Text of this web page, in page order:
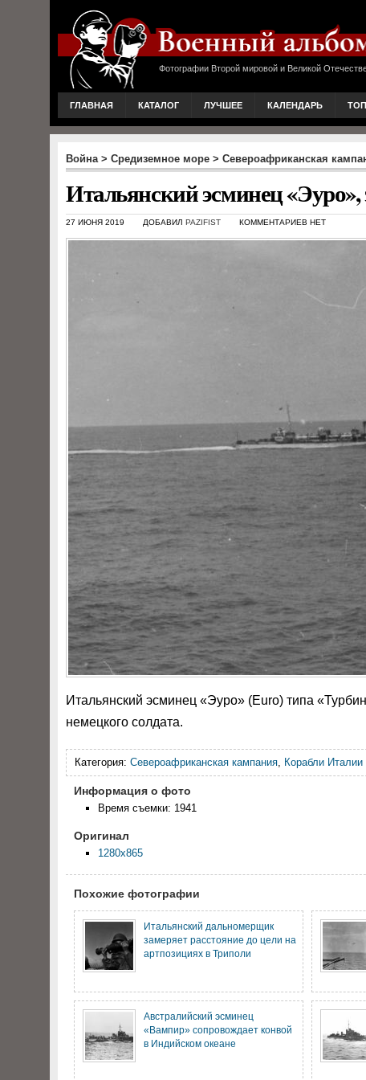
Фотографии Второй мировой и Великой
ГЛАВНАЯ КАТАЛОГ ЛУЧШЕЕ КАЛЕНДАРЬ ТОП
Война> Средиземное море > Североафриканская
Итальянский эсминец
27 ИЮНЯ 2019 ДОБАВИЛ PAZIFIST КОММЕНТАРИЕВ НЕТ
Итальянский эсминец «Эуро» (Euro) типа
немецкого солдата.
Категория: Североафриканская кампания, Корабли Италии
Информация о фото
Время съемки: 1941
Оригинал
1280x865
Похожие фотографии
Итальянский дальномерщик
замеряет расстояние до цели на
артпозициях в Триполи
Австралийский эсминец
«Вампир» сопровождает конвой
в Индийском океане